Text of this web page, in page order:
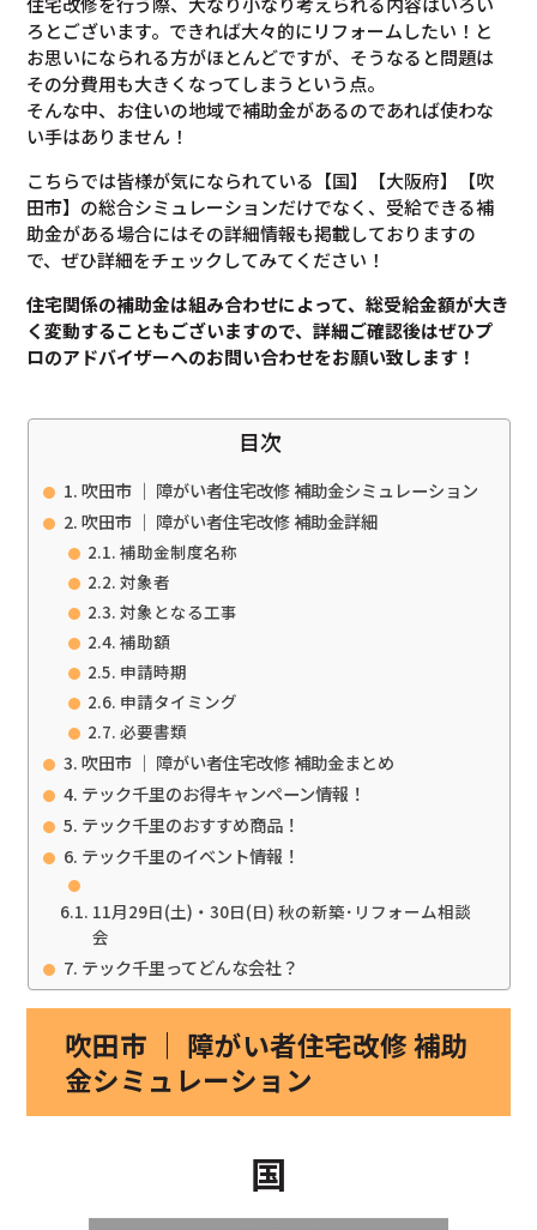
ろとございます。できれば大々的にリフォームしたい！と
お思いになられる方がほとんどですが、そうなると問題は
その分費用も大きくなってしまうという点。
そんな中、お住いの地域で補助金があるのであれば使わな
い手はありません！
こちらでは皆様が気になられている【国】【大阪府】【吹
田市】の総合シミュレーションだけでなく、受給できる補
助金がある場合にはその詳細情報も掲載しておりますの
で、ぜひ詳細をチェックしてみてください！
住宅関係の補助金は組み合わせによって、総受給金額が大き
く変動することもございますので、詳細ご確認後はぜひプ
ロのアドバイザーへのお問い合わせをお願い致します！
目次
吹田市 ｜ 障がい者住宅改修 補助金シミュレーション
吹田市 ｜ 障がい者住宅改修 補助金詳細
補助金制度名称
対象者
対象となる工事
補助額
申請時期
申請タイミング
必要書類
吹田市 ｜ 障がい者住宅改修 補助金まとめ
テック千里のお得キャンペーン情報！
テック千里のおすすめ商品！
テック千里のイベント情報！
11月29日(土)・30日(日) 秋の新築･リフォーム相談
会
テック千里ってどんな会社？
吹田市 ｜ 障がい者住宅改修 補助
金シミュレーション
国